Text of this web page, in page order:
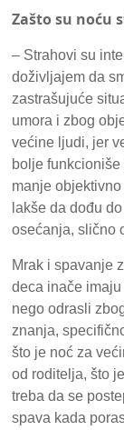
Zašto su noću
– Strahovi su
doživljajem da
zastrašujuće
umora i zbog
većine ljudi, jer
bolje
manje
lakše da dođu
osećanja, slično
Mrak i spavanje
deca inače
nego odrasli
znanja,
što je noć za
od roditelja, što
treba da se
spava kada